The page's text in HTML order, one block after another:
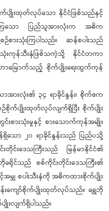
ပျိုးထုတ်လုပ်သော နိုင်ငံဖြစ်သည်နှင့်
ြသော ပြည်သူအားလုံးက အဓိက
စားသုံးကြပါသည်။ ဆန်စပါးသည်
းကုန်သီးနှံဖြစ်သကဲ့သို့ နိုင်ငံတကာ
မြောက်သည့် စိုက်ပျိုးရေးထွက်ကုန်
ာအားလုံး၏ ၃၄ ရာခိုင်နှုန်း၊ စိုက်ဧက
ဉ်စိုက်ပျိုးထုတ်လုပ်လျက်ရှိပြီး စိုက်ပျိုး
စားသုံးမှုနှင့် စားသောက်ကုန်အမျိုး
သော ၂၀ ရာခိုင်နှုန်းသည် ပြည်ပသို့
းတိုင်းဒေသကြီးသည် မြန်မာနိုင်ငံ၏
ရိုင်သည် စစ်ကိုင်းတိုင်းဒေသကြီး၏
မျှ စပါးသီးနှံကို အဓိကထားစိုက်ပျိုး
န်းကျော်စိုက်ပျိုးထုတ်လုပ်သည်။ ရွှေဘို
ျိုးလျက်ရှိပါသည်။